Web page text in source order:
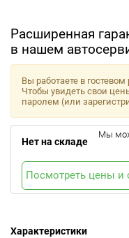
Расширенная
в нашем
Характеристики
Вы работаете в
Чтобы увидеть свои
паролем (или
Нет на складе
Мы
Посмотреть цены и